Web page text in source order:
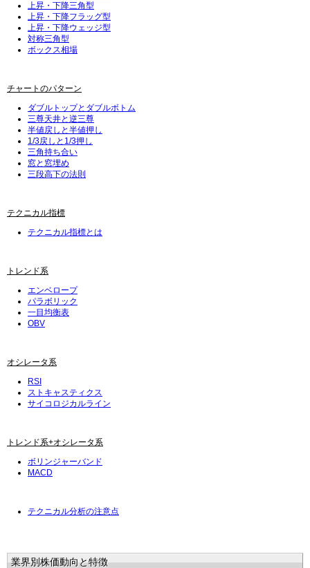
上昇・下降三角型
上昇・下降フラッグ型
上昇・下降ウェッジ型
対称三角型
ボックス相場
チャートのパターン
ダブルトップとダブルボトム
三尊天井と逆三尊
半値戻しと半値押し
1/3戻しと1/3押し
三角持ち合い
窓と窓埋め
三段高下の法則
テクニカル指標
テクニカル指標とは
トレンド系
エンベロープ
パラボリック
一目均衡表
OBV
オシレータ系
RSI
ストキャスティクス
サイコロジカルライン
トレンド系+オシレータ系
ボリンジャーバンド
MACD
テクニカル分析の注意点
業界別株価動向と特徴